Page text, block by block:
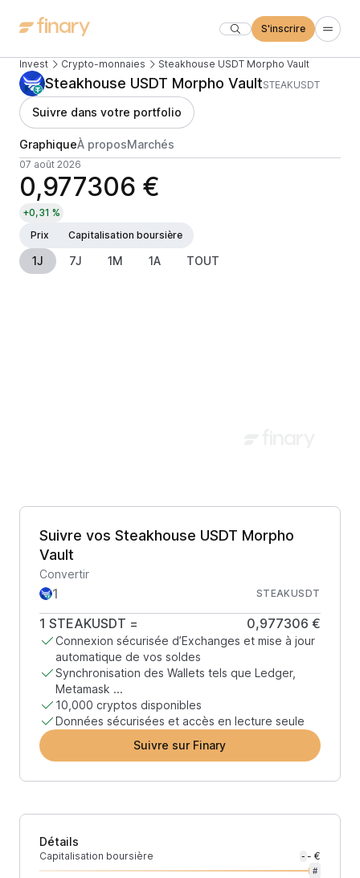
S'inscrire
Invest Crypto-monnaies Steakhouse USDT Morpho Vault
Steakhouse USDT Morpho VaultSTEAKUSDT
Suivre dans votre portfolio
GraphiqueÀ proposMarchés
07 août 2026
0,977306 €
+0,31 %
Prix
Capitalisation boursière
1J 7J 1M 1A TOUT
Suivre vos Steakhouse USDT Morpho
Vault
Convertir
STEAKUSDT
1 STEAKUSDT = 0,977306 €
Connexion sécurisée d’Exchanges et mise à jour
automatique de vos soldes
Synchronisation des Wallets tels que Ledger,
Metamask ...
10,000 cryptos disponibles
Données sécurisées et accès en lecture seule
Suivre sur Finary
Détails
Capitalisation boursière - - €
#